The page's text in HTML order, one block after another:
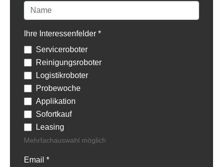
Ihre Interessenfelder *
Serviceroboter
Reinigungsroboter
Logistikroboter
Probewoche
Applikation
Sofortkauf
Leasing
Mehrfachauswahl möglich
Email *